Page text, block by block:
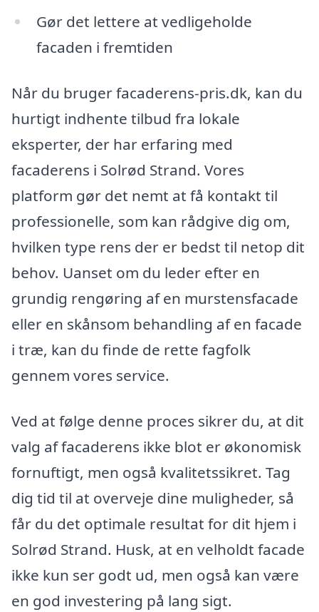
Gør det lettere at vedligeholde
facaden i fremtiden
Når du bruger facaderens-pris.dk, kan du
hurtigt indhente tilbud fra lokale
eksperter, der har erfaring med
facaderens i Solrød Strand. Vores
platform gør det nemt at få kontakt til
professionelle, som kan rådgive dig om,
hvilken type rens der er bedst til netop dit
behov. Uanset om du leder efter en
grundig rengøring af en murstensfacade
eller en skånsom behandling af en facade
i træ, kan du finde de rette fagfolk
gennem vores service.
Ved at følge denne proces sikrer du, at dit
valg af facaderens ikke blot er økonomisk
fornuftigt, men også kvalitetssikret. Tag
dig tid til at overveje dine muligheder, så
får du det optimale resultat for dit hjem i
Solrød Strand. Husk, at en velholdt facade
ikke kun ser godt ud, men også kan være
en god investering på lang sigt.